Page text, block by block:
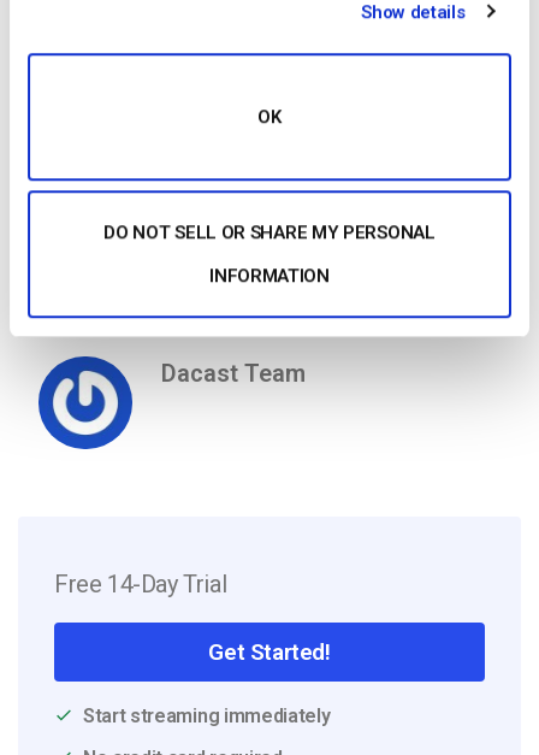
Show details
OK
DO NOT SELL OR SHARE MY PERSONAL
INFORMATION
inúmeras empresas estão a escolher plataformas dedicadas
Em conjunto, a Dacast e a vzaar têmmais de 4500 clientes
como líder e inovadora OTT. Aceder aos preços e detalhes
Dacast Team
Free 14-Day Trial
Get Started!
Start streaming immediately